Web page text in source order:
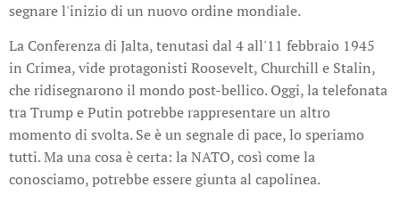
segnare l'inizio di un nuovo ordine mondiale.
La Conferenza di Jalta, tenutasi dal 4 all'11 febbraio 1945
in Crimea, vide protagonisti Roosevelt, Churchill e Stalin,
che ridisegnarono il mondo post-bellico. Oggi, la telefonata
tra Trump e Putin potrebbe rappresentare un altro
momento di svolta. Se è un segnale di pace, lo speriamo
tutti. Ma una cosa è certa: la NATO, così come la
conosciamo, potrebbe essere giunta al capolinea.